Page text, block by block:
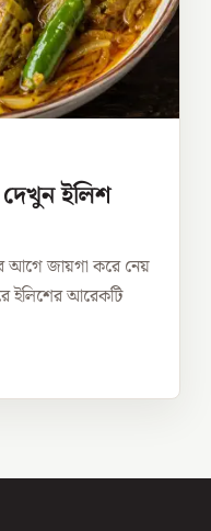
দেখুন ইলিশ
আগে জায়গা করে নেয়
ইলিশের আরেকটি